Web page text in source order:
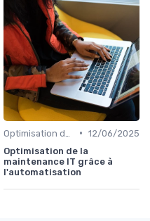
• 12/06/2025
Optimisation de la
maintenance IT grâce à
l'automatisation